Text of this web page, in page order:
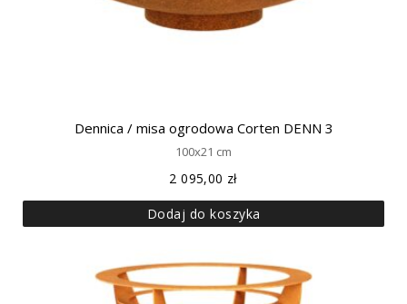
Dennica / misa ogrodowa Corten DENN 3
100x21 cm
2 095,00 zł
Dodaj do koszyka